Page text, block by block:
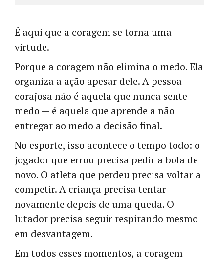
É aqui que a coragem se torna uma
virtude.
Porque a coragem não elimina o medo. Ela
organiza a ação apesar dele. A pessoa
corajosa não é aquela que nunca sente
medo — é aquela que aprende a não
entregar ao medo a decisão final.
No esporte, isso acontece o tempo todo: o
jogador que errou precisa pedir a bola de
novo. O atleta que perdeu precisa voltar a
competir. A criança precisa tentar
novamente depois de uma queda. O
lutador precisa seguir respirando mesmo
em desvantagem.
Em todos esses momentos, a coragem